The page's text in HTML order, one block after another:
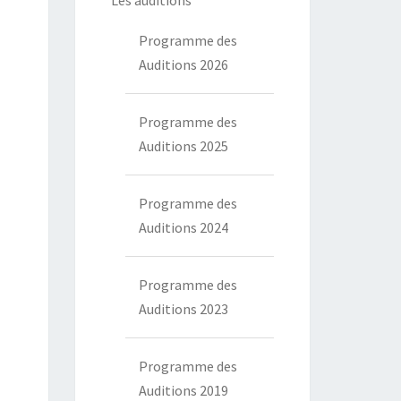
Programme des
Auditions 2026
Programme des
Auditions 2025
Programme des
Auditions 2024
Programme des
Auditions 2023
Programme des
Auditions 2019